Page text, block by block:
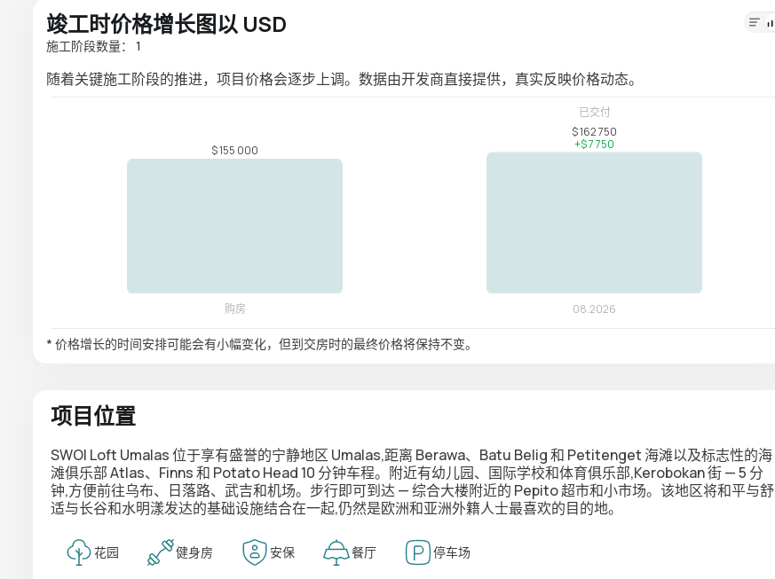
竣工时价格增长图以 USD
施工阶段数量： 1
随着关键施工阶段的推进，项目价格会逐步上调。数据由开发商直接提供，真实反映价格动态。
* 价格增长的时间安排可能会有小幅变化，但到交房时的最终价格将保持不变。
项目位置
SWOI Loft Umalas位于享有盛誉的宁静地区 Umalas,距离 Berawa、Batu Belig 和 Petitenget 海滩以及标志性的海
滩俱乐部 Atlas、Finns 和 Potato Head 10 分钟车程。附近有幼儿园、国际学校和体育俱乐部,Kerobokan 街 — 5 分
钟,方便前往乌布、日落路、武吉和机场。步行即可到达 — 综合大楼附近的 Pepito 超市和小市场。该地区将和平与舒
适与长谷和水明漾发达的基础设施结合在一起,仍然是欧洲和亚洲外籍人士最喜欢的目的地。
花园 健身房 安保 餐厅 停车场